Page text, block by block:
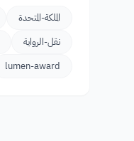
الملكة-المتحدة
نقل-الرواية
lumen-award